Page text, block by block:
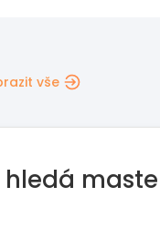
vše
čekat